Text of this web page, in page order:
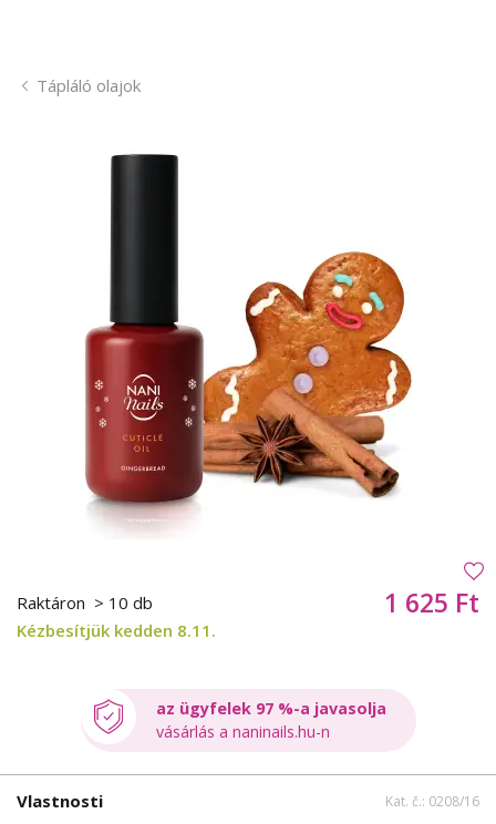
Tápláló olajok
Raktáron > 10 db
Kézbesítjük kedden 8.11.
1 625 Ft
az ügyfelek 97 %-a javasolja
vásárlás a naninails.hu-n
Vlastnosti Kat. č.: 0208/16